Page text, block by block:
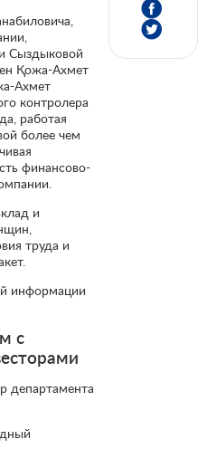
Сыздыковой
Қожа-Ахмет
Ахмет
контролера
работая
более чем
финансово-
и
труда и
информации
с
департамента